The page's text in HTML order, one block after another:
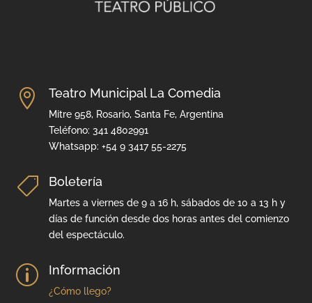
 Teatro Municipal La Comedia
Mitre 958, Rosario, Santa Fe, Argentina
Teléfono: 341 4802991
Whatsapp: +54 9 3417 55-2275
 Boletería
Martes a viernes de 9 a 16 h, sábados de 10 a 13 h y
días de función desde dos horas antes del comienzo
del espectáculo.
p Información
¿Cómo llego?